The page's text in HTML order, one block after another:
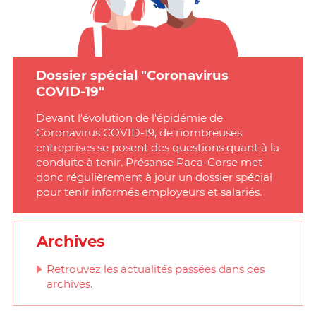
Dossier spécial "Coronavirus
COVID-19"
Devant l'évolution de l'épidémie de
Coronavirus COVID-19, de nombreuses
entreprises se posent des questions quant à la
conduite à tenir. Présanse Paca-Corse met
donc régulièrement à jour un dossier spécial
pour tenir informés employeurs et salariés.
Archives
Retrouvez les actualités passées dans ces
archives.